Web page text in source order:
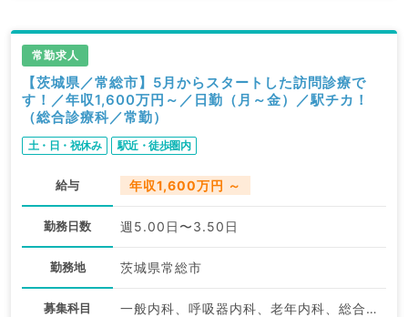
常勤求人
【茨城県／常総市】5月からスタートした訪問診療で
す！／年収1,600万円～／日勤（月～金）／駅チカ！
（総合診療科／常勤）
土・日・祝休み 駅近・徒歩圏内
給与 年収1,600万円 ～
勤務日数 週5.00日〜3.50日
勤務地 茨城県常総市
募集科目 一般内科、呼吸器内科、老年内科、総合診療科、科目不問